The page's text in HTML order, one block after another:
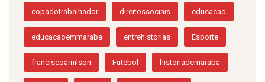
copadotrabalhador direitossociais educacao
educacaoemmaraba entrehistorias Esporte
franciscoarnilson Futebol historiademaraba